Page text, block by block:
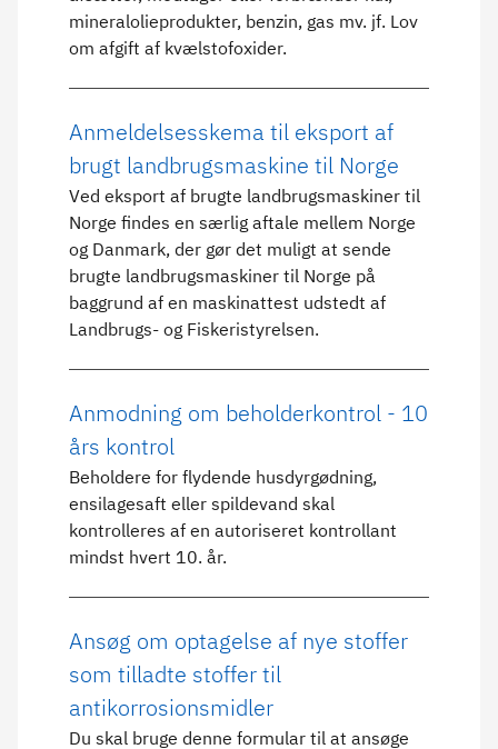
mineralolieprodukter, benzin, gas mv. jf. Lov
om afgift af kvælstofoxider.
Anmeldelsesskema til eksport af
brugt landbrugsmaskine til Norge
Ved eksport af brugte landbrugsmaskiner til
Norge findes en særlig aftale mellem Norge
og Danmark, der gør det muligt at sende
brugte landbrugsmaskiner til Norge på
baggrund af en maskinattest udstedt af
Landbrugs- og Fiskeristyrelsen.
Anmodning om beholderkontrol - 10
års kontrol
Beholdere for flydende husdyrgødning,
ensilagesaft eller spildevand skal
kontrolleres af en autoriseret kontrollant
mindst hvert 10. år.
Ansøg om optagelse af nye stoffer
som tilladte stoffer til
antikorrosionsmidler
Du skal bruge denne formular til at ansøge